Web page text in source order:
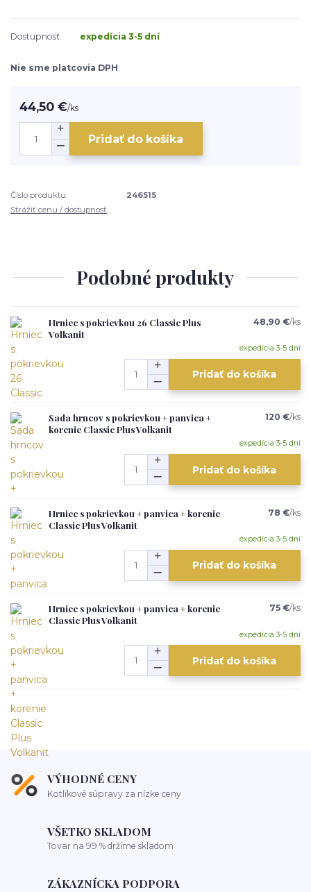
Dostupnosť expedícia 3-5 dní
Nie sme platcovia DPH
44,50 €/ks
Pridať do košíka
Číslo produktu:
246515
Strážiť cenu / dostupnosť
Podobné produkty
Hrniec s pokrievkou 26 Classic Plus
Volkanit
48,90 €/ks
expedícia 3-5 dní
Pridať do košíka
Sada hrncov s pokrievkou + panvica +
korenie Classic Plus Volkanit
120 €/ks
expedícia 3-5 dní
Pridať do košíka
Hrniec s pokrievkou + panvica + korenie
Classic Plus Volkanit
78 €/ks
expedícia 3-5 dní
Pridať do košíka
Hrniec s pokrievkou + panvica + korenie
Classic Plus Volkanit
75 €/ks
expedícia 3-5 dní
Pridať do košíka
VÝHODNÉ CENY
Kotlíkové súpravy za nízke ceny
VŠETKO SKLADOM
Tovar na 99 % držíme skladom
ZÁKAZNÍCKA PODPORA